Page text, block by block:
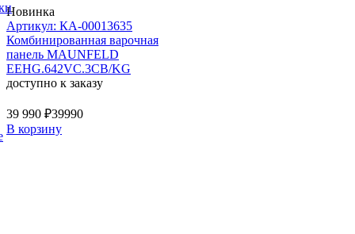
Новинка
Артикул: КА-00013635
Комбинированная варочная
панель MAUNFELD
EEHG.642VC.3CB/KG
доступно к заказу
39 990 ₽39990
В корзину